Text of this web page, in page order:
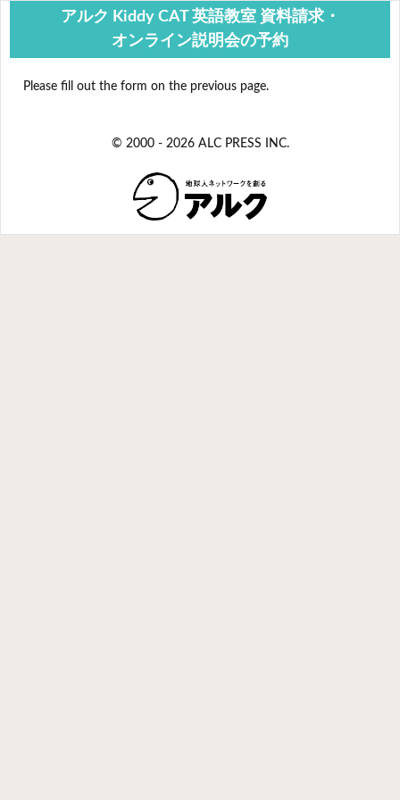
アルク Kiddy CAT 英語教室 資料請求・
オンライン説明会の予約
Please fill out the form on the previous page.
© 2000- 2026 ALC PRESS INC.